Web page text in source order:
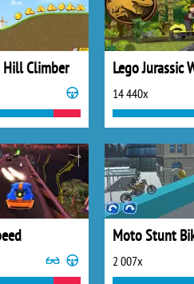
Climber
14 440x
Moto Stunt
2 007x